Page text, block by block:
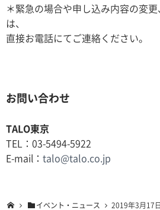
＊緊急の場合や申し込み内容の変
は、
直接お電話にてご連絡ください。
お問い合わせ
TALO東京
TEL：03-5494-5922
E-mail： talo@talo.co.jp
イベント・ニュース 2019年3月17日(日)